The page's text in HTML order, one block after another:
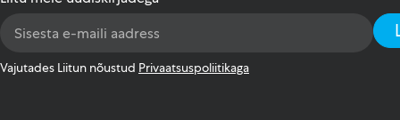
Address
Vajutades Liitun nõustud Privaatsuspoliitikaga